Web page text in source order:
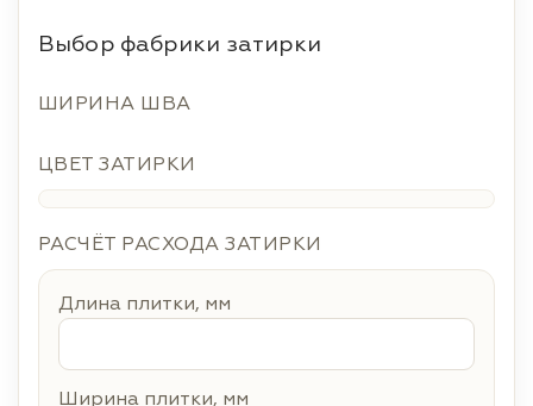
Выбор фабрики затирки
ШИРИНА ШВА
ЦВЕТ ЗАТИРКИ
РАСЧЁТ РАСХОДА ЗАТИРКИ
Длина плитки, мм
Ширина плитки, мм